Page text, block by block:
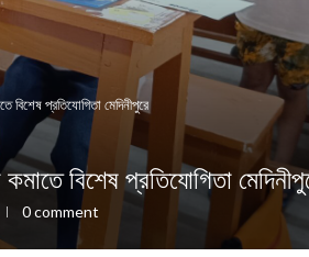
প্রতিযোগিত‍া মেদিনীপুরে
বিশেষ প্রতিযোগিত‍া
0 comment